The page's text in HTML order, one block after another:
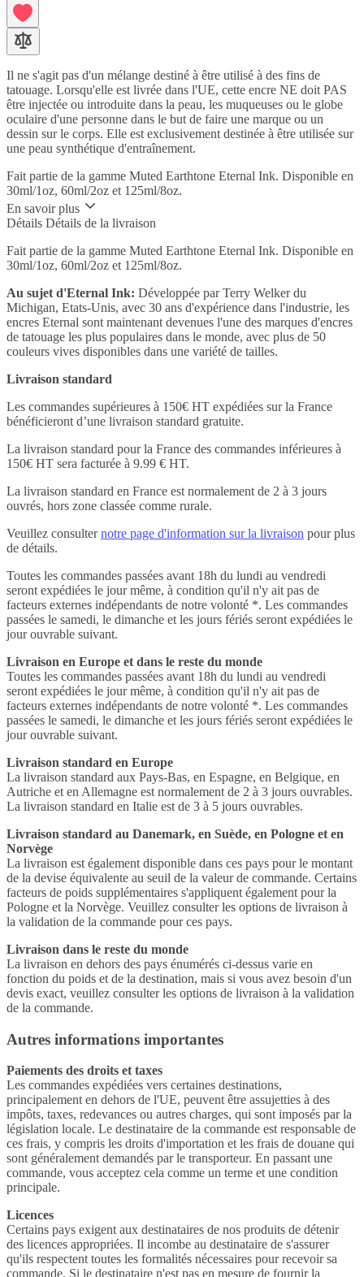
Il ne s'agit pas d'un mélange destiné à être utilisé à des fins de
tatouage. Lorsqu'elle est livrée dans l'UE, cette encre NE doit PAS
être injectée ou introduite dans la peau, les muqueuses ou le globe
oculaire d'une personne dans le but de faire une marque ou un
dessin sur le corps. Elle est exclusivement destinée à être utilisée sur
une peau synthétique d'entraînement.
Fait partie de la gamme Muted Earthtone Eternal Ink. Disponible en
30ml/1oz, 60ml/2oz et 125ml/8oz.
En savoir plus
Détails Détails de la livraison
Fait partie de la gamme Muted Earthtone Eternal Ink. Disponible en
30ml/1oz, 60ml/2oz et 125ml/8oz.
Au sujet d'Eternal Ink: Développée par Terry Welker du
Michigan, Etats-Unis, avec 30 ans d'expérience dans l'industrie, les
encres Eternal sont maintenant devenues l'une des marques d'encres
de tatouage les plus populaires dans le monde, avec plus de 50
couleurs vives disponibles dans une variété de tailles.
Livraison standard
Les commandes supérieures à 150€ HT expédiées sur la France
bénéficieront d’une livraison standard gratuite.
La livraison standard pour la France des commandes inférieures à
150€ HT sera facturée à 9.99 € HT.
La livraison standard en France est normalement de 2 à 3 jours
ouvrés, hors zone classée comme rurale.
Veuillez consulternotre page d'information sur la livraison pour plus
de détails.
Toutes les commandes passées avant 18h du lundi au vendredi
seront expédiées le jour même, à condition qu'il n'y ait pas de
facteurs externes indépendants de notre volonté *. Les commandes
passées le samedi, le dimanche et les jours fériés seront expédiées le
jour ouvrable suivant.
Livraison en Europe et dans le reste du monde
Toutes les commandes passées avant 18h du lundi au vendredi
seront expédiées le jour même, à condition qu'il n'y ait pas de
facteurs externes indépendants de notre volonté *. Les commandes
passées le samedi, le dimanche et les jours fériés seront expédiées le
jour ouvrable suivant.
Livraison standard en Europe
La livraison standard aux Pays-Bas, en Espagne, en Belgique, en
Autriche et en Allemagne est normalement de 2 à 3 jours ouvrables.
La livraison standard en Italie est de 3 à 5 jours ouvrables.
Livraison standard au Danemark, en Suède, en Pologne et en
Norvège
La livraison est également disponible dans ces pays pour le montant
de la devise équivalente au seuil de la valeur de commande. Certains
facteurs de poids supplémentaires s'appliquent également pour la
Pologne et la Norvège. Veuillez consulter les options de livraison à
la validation de la commande pour ces pays.
Livraison dans le reste du monde
La livraison en dehors des pays énumérés ci-dessus varie en
fonction du poids et de la destination, mais si vous avez besoin d'un
devis exact, veuillez consulter les options de livraison à la validation
de la commande.
Autres informations importantes
Paiements des droits et taxes
Les commandes expédiées vers certaines destinations,
principalement en dehors de l'UE, peuvent être assujetties à des
impôts, taxes, redevances ou autres charges, qui sont imposés par la
législation locale. Le destinataire de la commande est responsable de
ces frais, y compris les droits d'importation et les frais de douane qui
sont généralement demandés par le transporteur. En passant une
commande, vous acceptez cela comme un terme et une condition
principale.
Licences
Certains pays exigent aux destinataires de nos produits de détenir
des licences appropriées. Il incombe au destinataire de s'assurer
qu'ils respectent toutes les formalités nécessaires pour recevoir sa
commande. Si le destinataire n'est pas en mesure de fournir la